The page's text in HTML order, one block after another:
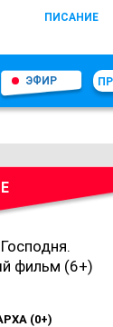
ПИСАНИЕ
ЭФИР
фильм (6+)
(0+)